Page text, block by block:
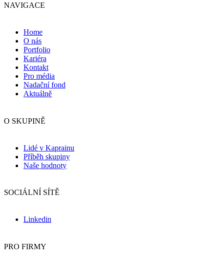
NAVIGACE
Home
O nás
Portfolio
Kariéra
Kontakt
Pro média
Nadační fond
Aktuálně
O SKUPINĚ
Lidé v Kaprainu
Příběh skupiny
Naše hodnoty
SOCIÁLNÍ SÍTĚ
Linkedin
PRO FIRMY